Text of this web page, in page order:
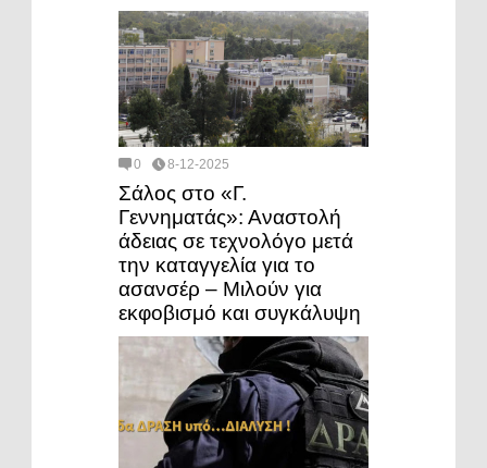
0 8-12-2025
Σάλος στο «Γ.
Γεννηματάς»: Αναστολή
άδειας σε τεχνολόγο μετά
την καταγγελία για το
ασανσέρ – Μιλούν για
εκφοβισμό και συγκάλυψη